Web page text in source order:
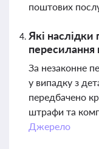
поштових
Які наслідки
пересилання
За незаконне
у випадку з
передбачено
штрафи та
Джерело